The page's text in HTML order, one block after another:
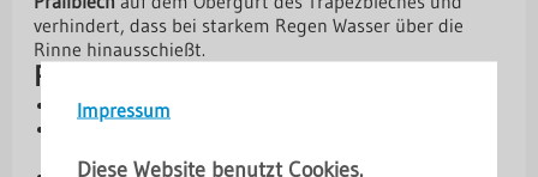
Impressum
Diese Website benutzt Cookies.
verhindert, dass bei starkem Regen Wasser über die
Rinne hinausschießt.
Produktvorteile
Vielseitig einsetzbar: als Einlaufblech oder Prallblech
Leitet Regenwasser sicher in die Rinne oder